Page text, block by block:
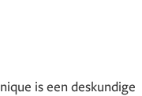
is een deskundige